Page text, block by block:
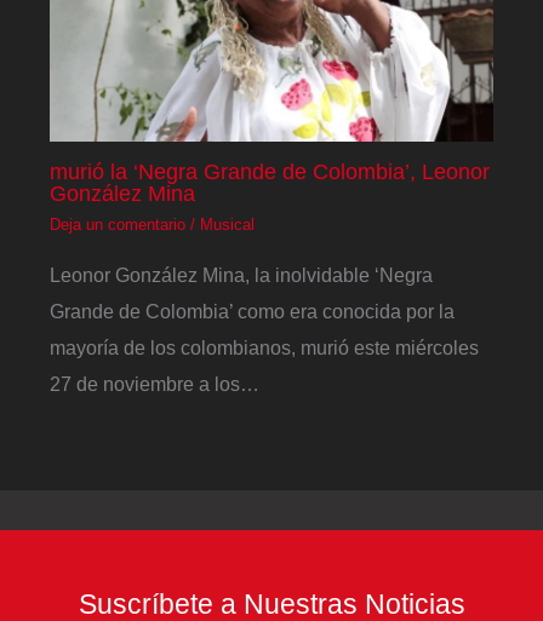
murió la ‘Negra Grande de Colombia’, Leonor
González Mina
Deja un comentario / Musical
Leonor González Mina, la inolvidable ‘Negra
Grande de Colombia’ como era conocida por la
mayoría de los colombianos, murió este miércoles
27 de noviembre a los…
Suscríbete a Nuestras Noticias